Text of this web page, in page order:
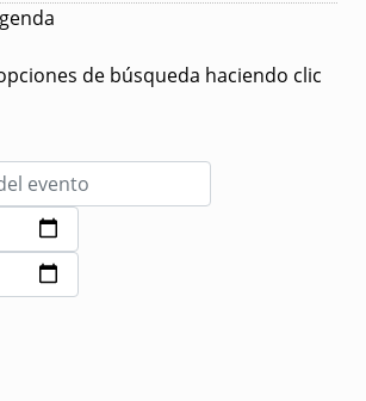
de búsqueda haciendo clic